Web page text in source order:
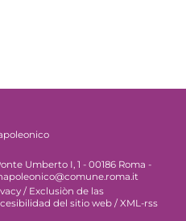
Umberto I, 1 - 00186 Roma -
/ Exclusiòn de las
del sitio web /XML-rss